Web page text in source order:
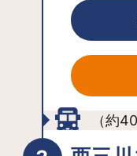
できる人
（約